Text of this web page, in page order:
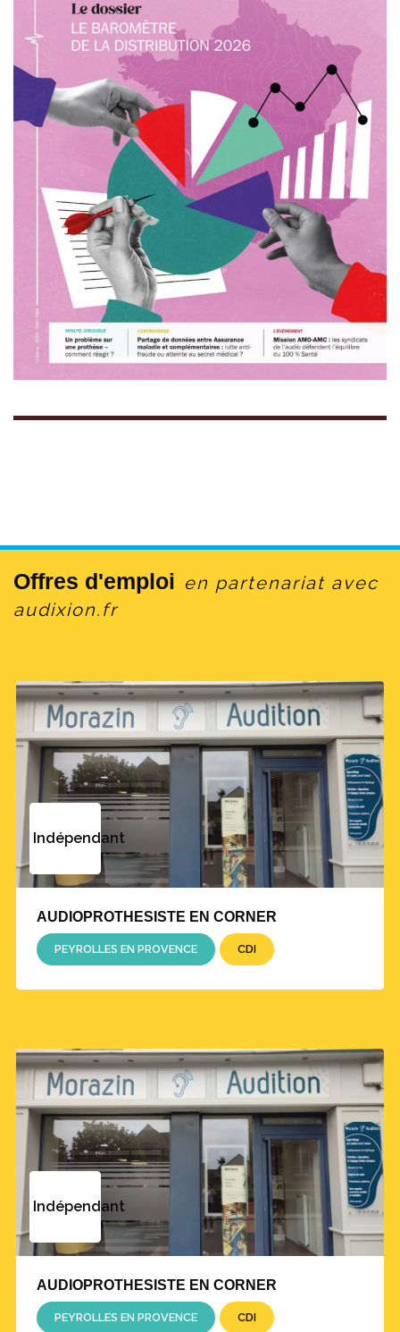
Offres d'emploi en partenariat avec
audixion.fr
Indépendant
AUDIOPROTHESISTE EN CORNER
PEYROLLES EN PROVENCE CDI
Indépendant
AUDIOPROTHESISTE EN CORNER
PEYROLLES EN PROVENCE CDI